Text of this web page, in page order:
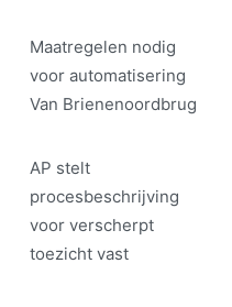
Maatregelen nodig
voor automatisering
Van Brienenoordbrug
AP stelt
procesbeschrijving
voor verscherpt
toezicht vast